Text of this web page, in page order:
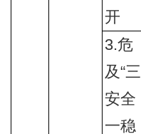
开
3.危
及“三
安全
一稳